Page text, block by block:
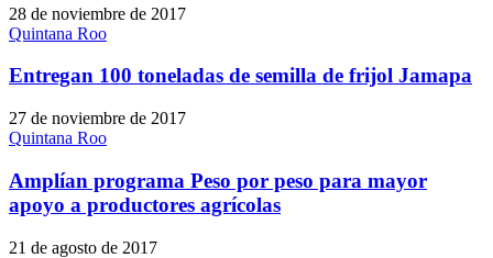
28 de noviembre de 2017
Quintana Roo
Entregan 100 toneladas de semilla de frijol Jamapa
27 de noviembre de 2017
Quintana Roo
Amplían programa Peso por peso para mayor
apoyo a productores agrícolas
21 de agosto de 2017